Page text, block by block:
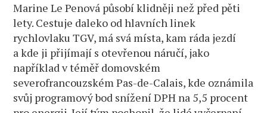
Marine Le Penová působí klidněji než před pěti
lety. Cestuje daleko od hlavních linek
rychlovlaku TGV, má svá místa, kam ráda jezdí
a kde ji přijímají s otevřenou náručí, jako
například v téměř domovském
severofrancouzském Pas-de-Calais, kde oznámila
svůj programový bod snížení DPH na 5,5 procent